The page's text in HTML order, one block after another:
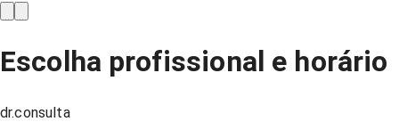
Escolha profissional e horário
dr.consulta